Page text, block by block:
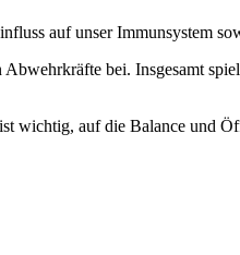
auf unser Immunsystem
bei. Insgesamt
wichtig, auf die Balance und